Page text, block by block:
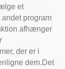
et
program
afhænger
der er i
dem.Det